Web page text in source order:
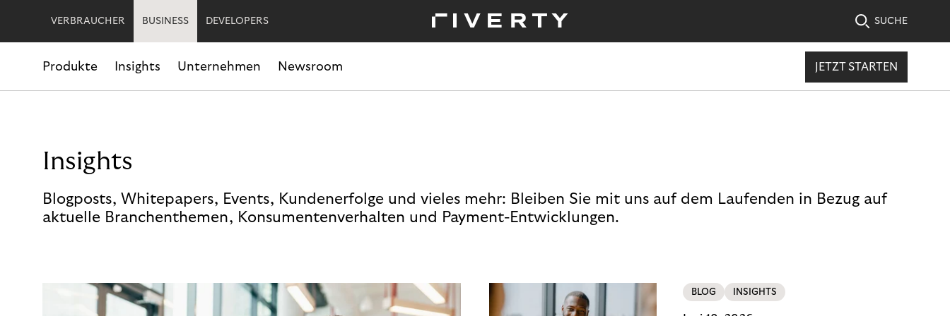
VERBRAUCHER BUSINESS DEVELOPERS SUCHE
Produkte Insights Unternehmen Newsroom JETZT STARTEN
Insights
Blogposts, Whitepapers, Events, Kundenerfolge und vieles mehr: Bleiben Sie mit uns auf dem Laufenden in Bezug auf
aktuelle Branchenthemen, Konsumentenverhalten und Payment-Entwicklungen.
BLOG INSIGHTS